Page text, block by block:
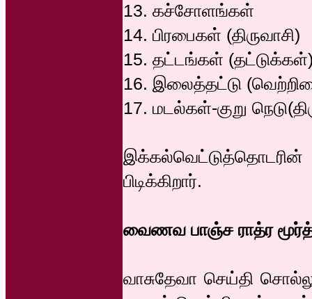
13. கச்சோளங்கள்
14. பிரபைகள் (திருவாசி)
15. தட்டங்கள்
16. இலைத்தட்டு
17. மடல்கள்-குறு
பிடிக்கிறார்.
வைணவ பாஞ்ச ராத்ர
வாசுதேவா செய்தி